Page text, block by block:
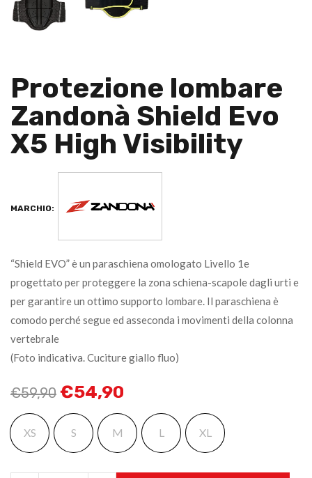
Protezione lombare
Zandonà Shield Evo
X5 High Visibility
MARCHIO:
“Shield EVO” è un paraschiena omologato Livello 1e
progettato per proteggere la zona schiena-scapole dagli urti e
per garantire un ottimo supporto lombare. Il paraschiena è
comodo perché segue ed asseconda i movimenti della colonna
vertebrale
(Foto indicativa. Cuciture giallo fluo)
€59,90 €54,90
XS S M L XL